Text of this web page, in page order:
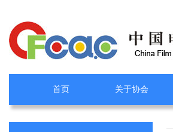
首页 关于协会